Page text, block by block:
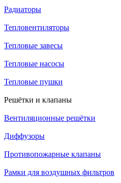
Радиаторы
Тепловентиляторы
Тепловые завесы
Тепловые насосы
Тепловые пушки
Решётки и клапаны
Вентиляционные решётки
Диффузоры
Противопожарные клапаны
Рамки для воздушных фильтров